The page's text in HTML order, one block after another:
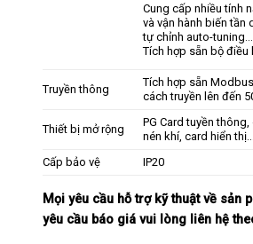
Cung cấp nhiều tính
và vận hành biến tần
tự chỉnh auto-tuning…
Tích hợp sẵn bộ điều
Truyền thông
Tích hợp sẵn
cách truyền lên đến
Thiết bị mở rộng
PG Card tuyền
nén khí, card hiển
Cấp bảo vệ
IP20
Mọi yêu cầu hỗ trợ kỹ thuật về sản
yêu cầu báo giá vui lòng liên hệ